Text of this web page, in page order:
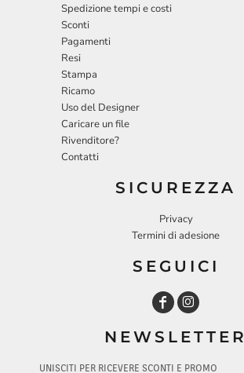
Spedizione tempi e costi
Sconti
Pagamenti
Resi
Stampa
Ricamo
Uso del Designer
Caricare un file
Rivenditore?
Contatti
SICUREZZA
Privacy
Termini di adesione
SEGUICI
NEWSLETTER
UNISCITI PER RICEVERE SCONTI E PROMO